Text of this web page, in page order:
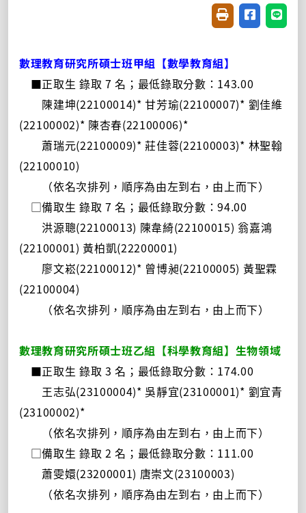
友善列印(開新視
分享至臉書
分享
數理教育研究所碩士班甲組【數學教育組】
■正取生 錄取 7 名；最低錄取分數：143.00
陳建坤(22100014)* 甘芳瑜(22100007)* 劉佳維
(22100002)* 陳杏春(22100006)*
蕭瑞元(22100009)* 莊佳蓉(22100003)* 林聖翰
(22100010)
（依名次排列，順序為由左到右，由上而下）
□備取生 錄取 7 名；最低錄取分數：94.00
洪源聰(22100013) 陳韋綺(22100015) 翁嘉鴻
(22100001) 黃柏凱(22200001)
廖文崧(22100012)* 曾博昶(22100005) 黃聖霖
(22100004)
（依名次排列，順序為由左到右，由上而下）
數理教育研究所碩士班乙組【科學教育組】生物領域
■正取生 錄取 3 名；最低錄取分數：174.00
王志弘(23100004)* 吳靜宜(23100001)* 劉宜青
(23100002)*
（依名次排列，順序為由左到右，由上而下）
□備取生 錄取 2 名；最低錄取分數：111.00
蕭雯嬛(23200001) 唐崇文(23100003)
（依名次排列，順序為由左到右，由上而下）